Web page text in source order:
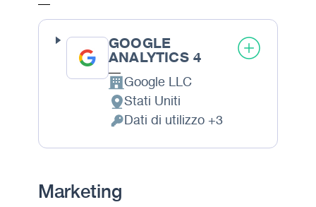
GOOGLE
ANALYTICS 4
Azienda:
Google LLC
Luogo del trattamento:
Stati Uniti
Dati Personali trattati:
Dati di utilizzo +3
Marketing